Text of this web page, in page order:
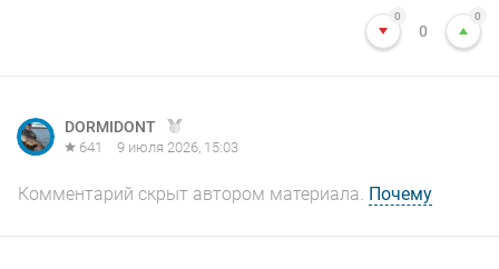
0
0
0
DORMIDONT
641 9 июля 2026, 15:03
Комментарий скрыт автором материала. Почему